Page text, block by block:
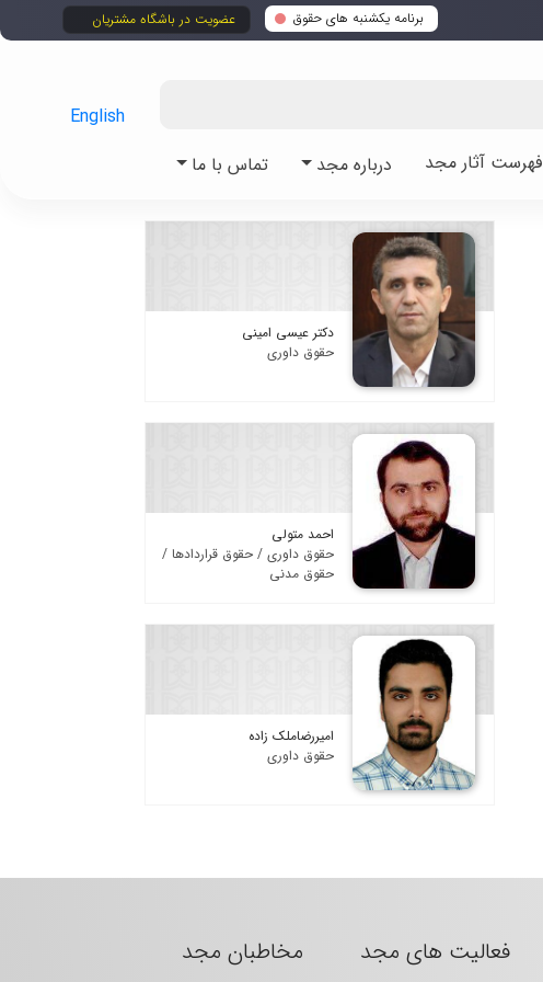
برنامه یکشنبه های حقوق عضویت در باشگاه مشتریان
فهرست آثار مجد درباره مجد تماس با ما
English
دکتر عیسی امینی
حقوق داوری
احمد متولی
حقوق داوری / حقوق قراردادها /
حقوق مدنی
امیررضاملک زاده
حقوق داوری
فعالیت های مجد مخاطبان مجد